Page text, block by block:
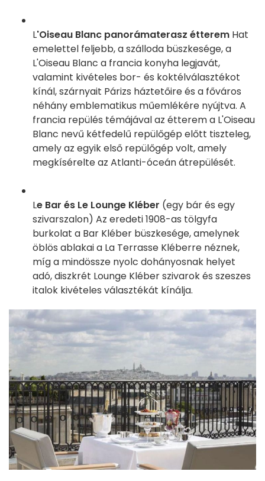
L'Oiseau Blanc panorámaterasz étterem Hat
emelettel feljebb, a szálloda büszkesége, a
L'Oiseau Blanc a francia konyha legjavát,
valamint kivételes bor- és koktélválasztékot
kínál, szárnyait Párizs háztetőire és a főváros
néhány emblematikus műemlékére nyújtva. A
francia repülés témájával az étterem a L'Oiseau
Blanc nevű kétfedelű repülőgép előtt tiszteleg,
amely az egyik első repülőgép volt, amely
megkísérelte az Atlanti-óceán átrepülését.
Le Bar és Le Lounge Kléber (egy bár és egy
szivarszalon) Az eredeti 1908-as tölgyfa
burkolat a Bar Kléber büszkesége, amelynek
öblös ablakai a La Terrasse Kléberre néznek,
míg a mindössze nyolc dohányosnak helyet
adó, diszkrét Lounge Kléber szivarok és szeszes
italok kivételes választékát kínálja.